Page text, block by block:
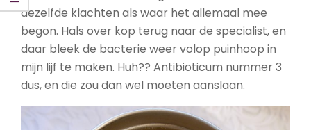
dezelfde klachten als waar het allemaal mee
begon. Hals over kop terug naar de specialist, en
daar bleek de bacterie weer volop puinhoop in
mijn lijf te maken. Huh?? Antibioticum nummer 3
dus, en die zou dan wel moeten aanslaan.